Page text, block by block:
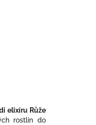
elixíru Růže
rostlin do